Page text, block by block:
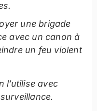
une brigade
avec un canon à
un feu violent
l’utilise avec